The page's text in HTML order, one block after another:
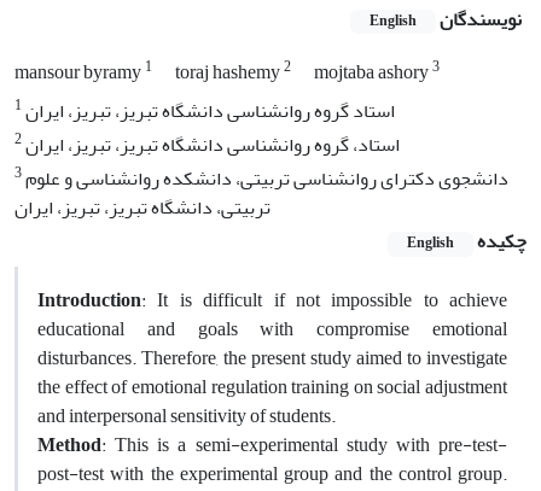
نویسندگان English
mansour byramy1 toraj hashemy2 mojtaba ashory3
1استاد گروه روانشناسی دانشگاه تبریز، تبریز، ایران
2استاد، گروه روانشناسی دانشگاه تبریز، تبریز، ایران
3
تربیتی، دانشگاه تبریز، تبریز، ایران
چکیده
English
Introduction: It is difficult if not impossible to achieve
educational and goals with compromise emotional
disturbances. Therefore, the present study aimed to investigate
the effect of emotional regulation training on social adjustment
and interpersonal sensitivity of students.
Method: This is a semi-experimental study with pre-test-
post-test with the experimental group and the control group.